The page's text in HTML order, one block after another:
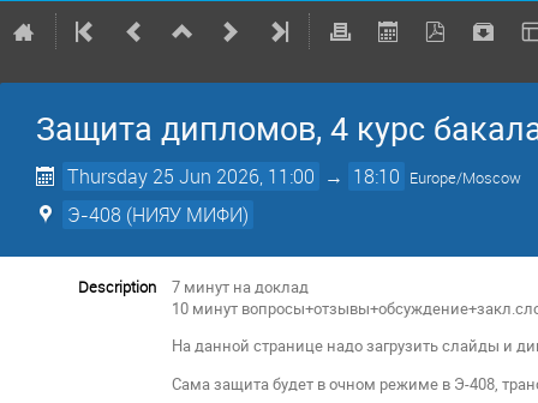
Защита дипломов, 4 курс
Thursday 25 Jun 2026, 11:00 → 18:10 Europe/Moscow
Э-408 (НИЯУ МИФИ)
Description
7 минут на доклад
10 минут
На данной странице надо загрузить слайды и
Сама защита будет в очном режиме в Э-408,